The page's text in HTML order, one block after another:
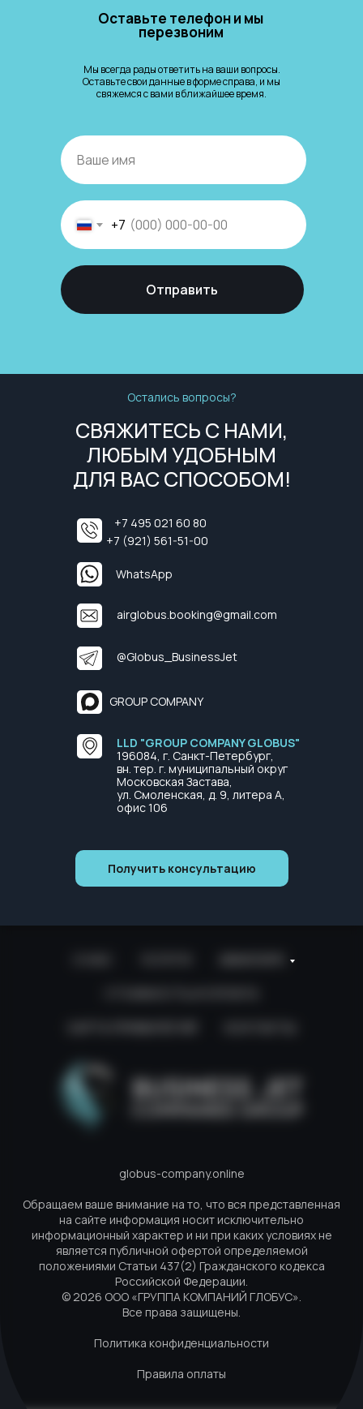
Оставьте телефон и мы
перезвоним
Мы всегда рады ответить на ваши вопросы.
Оставьте свои данные в форме справа, и мы
свяжемся с вами в ближайшее время.
+7
Отправить
СВЯЖИТЕСЬ С НАМИ,
ЛЮБЫМ УДОБНЫМ
ДЛЯ ВАС СПОСОБОМ!
Остались вопросы?
airglobus.booking@gmail.com
LLD "GROUP COMPANY GLOBUS"
196084, г. Санкт-Петербург,
вн. тер. г. муниципальный округ
Московская Застава,
ул. Смоленская, д. 9, литера А,
офис 106
Получить консультацию
GROUP COMPANY
WhatsApp
+7 (921) 561-51-00
+7 495 021 60 80
@Globus_BusinessJet
globus-company.online
Обращаем ваше внимание на то, что вся представленная
на сайте информация носит исключительно
информационный характер и ни при каких условиях не
является публичной офертой определяемой
положениями Статьи 437(2) Гражданского кодекса
Российской Федерации.
© 2026 ООО «ГРУППА КОМПАНИЙ ГЛОБУС».
Все права защищены.
Политика конфиденциальности
Правила оплаты